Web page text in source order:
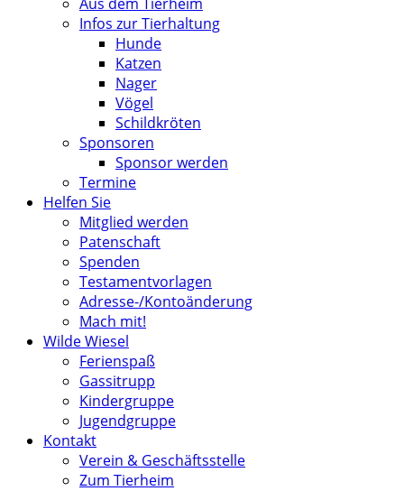
Infos zur Tierhaltung
Hunde
Katzen
Nager
Vögel
Schildkröten
Sponsoren
Sponsor werden
Termine
Helfen Sie
Mitglied werden
Patenschaft
Spenden
Testamentvorlagen
Adresse-/Kontoänderung
Mach mit!
Wilde Wiesel
Ferienspaß
Gassitrupp
Kindergruppe
Jugendgruppe
Kontakt
Verein & Geschäftsstelle
Zum Tierheim